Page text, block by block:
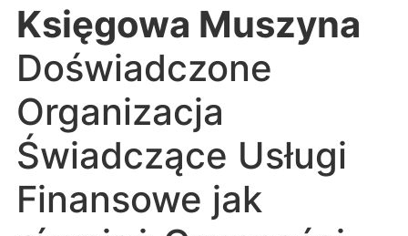
Księgowa Muszyna
Doświadczone
Organizacja
Świadczące Usługi
Finansowe jak